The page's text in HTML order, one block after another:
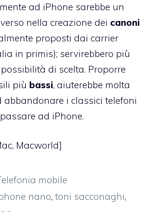
ad iPhone sarebbe un
nella creazione dei canoni
proposti dai carrier
in primis); servirebbero più
di scelta. Proporre
più bassi, aiuterebbe molta
abbandonare i classici telefoni
ad iPhone.
, Macworld]
mobile
nano,toni sacconaghi,